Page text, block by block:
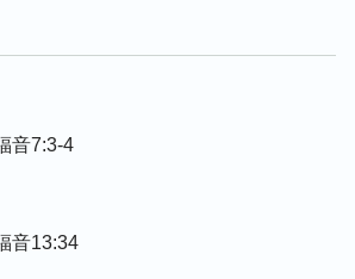
音7:3-4
音13:34